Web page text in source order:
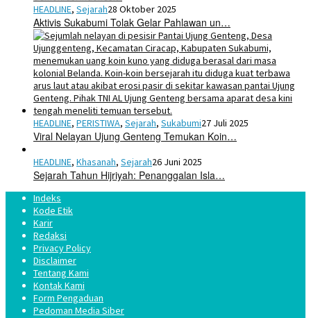
HEADLINE, Sejarah28 Oktober 2025
Aktivis Sukabumi Tolak Gelar Pahlawan un…
HEADLINE, PERISTIWA, Sejarah, Sukabumi27 Juli 2025
Viral Nelayan Ujung Genteng Temukan Koin…
HEADLINE, Khasanah, Sejarah26 Juni 2025
Sejarah Tahun Hijriyah: Penanggalan Isla…
Indeks
Kode Etik
Karir
Redaksi
Privacy Policy
Disclaimer
Tentang Kami
Kontak Kami
Form Pengaduan
Pedoman Media Siber